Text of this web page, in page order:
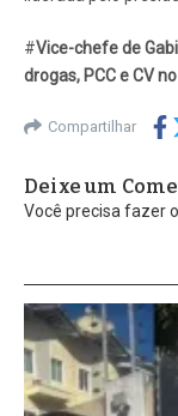
#Vice-chefe de
drogas, PCC e CV
Compartilhar
Deixe um
Você precisa fazer o